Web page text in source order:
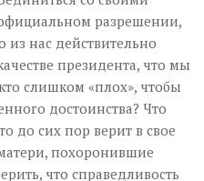
разрешении,
из нас действительно
президента, что мы
слишком «плох», чтобы
достоинства? Что
до сих пор верит в свое
похоронившие
что справедливость